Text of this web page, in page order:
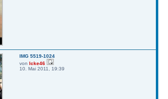
IMG 5519-1024
von Icke46
10. Mai 2011, 19:39